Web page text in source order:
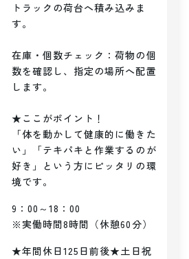
トラックの荷台へ積み込みま
す。
在庫・個数チェック：荷物の個
数を確認し、指定の場所へ配置
します。
★ここがポイント！
「体を動かして健康的に働きた
い」「テキパキと作業するのが
好き」という方にピッタリの環
境です。
9：00～18：00
※実働時間8時間（休憩60分）
★年間休日125日前後★土日祝